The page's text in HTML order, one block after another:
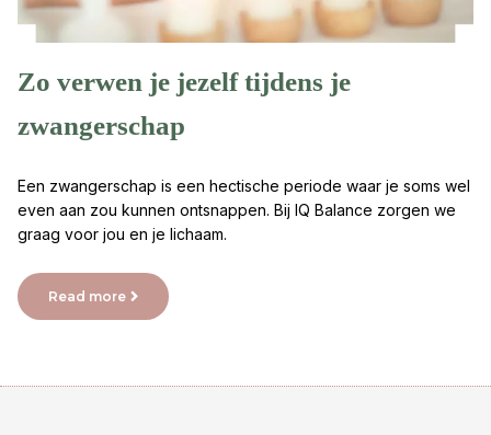
Zo verwen je jezelf tijdens je
zwangerschap
Een zwangerschap is een hectische periode waar je soms wel
even aan zou kunnen ontsnappen. Bij IQ Balance zorgen we
graag voor jou en je lichaam.
Read more